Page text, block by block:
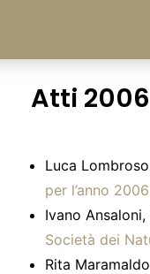
Atti 2006
Luca
per l’anno
Ivano
Società dei
Rita